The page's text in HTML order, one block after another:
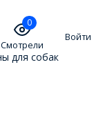
0
Смотрели
Войти